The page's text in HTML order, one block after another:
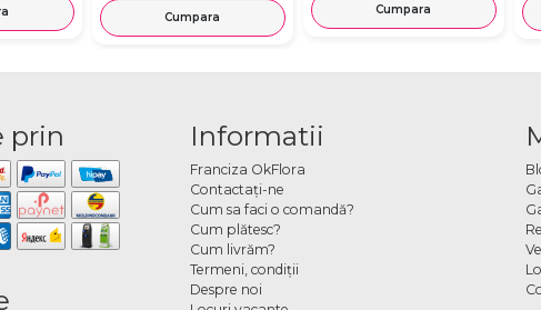
Cumpara
Cumpara
prin Informatii
Franciza OkFlora
Contactaţi-ne
Cum sa faci o comandă?
Cum plătesc?
Cum livrăm?
Termeni, condiţii
Despre noi